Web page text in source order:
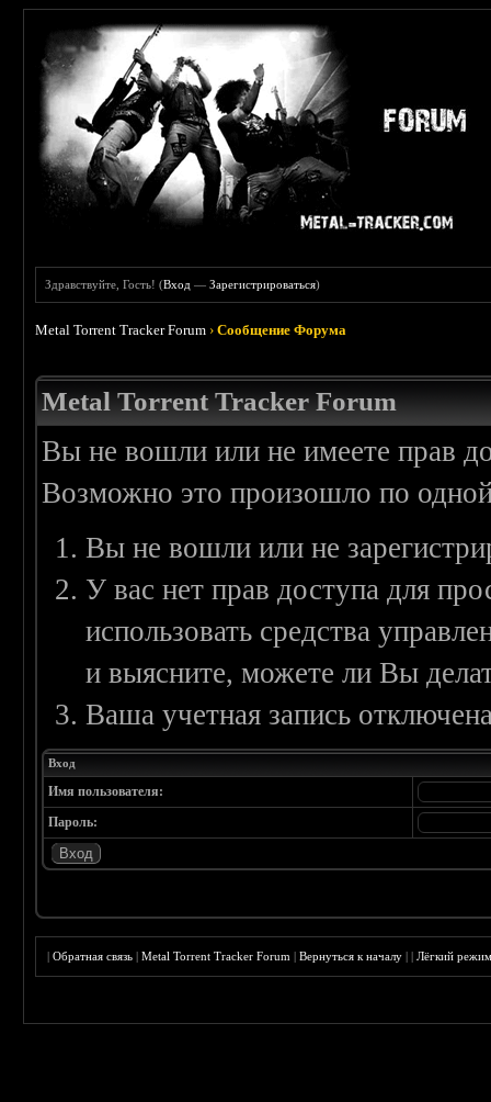
Здравствуйте, Гость! (Вход —Зарегистрироваться)
Metal Torrent Tracker Forum ›Сообщение Форума
Metal Torrent Tracker Forum
Вы не вошли или не имеете прав
Возможно это произошло по
Вы не вошли или не
У вас нет прав доступа для
использовать средства
и выясните, можете ли Вы
Ваша учетная запись
Вход
Имя пользователя:
Пароль:
|Обратная связь |Metal Torrent Tracker Forum |Вернуться к началу ||Лёгкий